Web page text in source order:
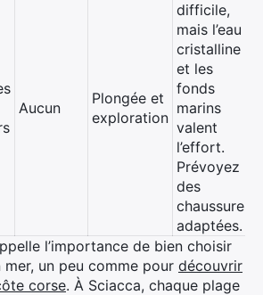
Aucun
Plongée et
exploration
difficile,
mais l’eau
cristalline
et les
fonds
marins
valent
l’effort.
Prévoyez
des
chaussures
adaptées.
l’importance de bien choisir
mer, un peu comme pour découvrir
corse. À Sciacca, chaque plage